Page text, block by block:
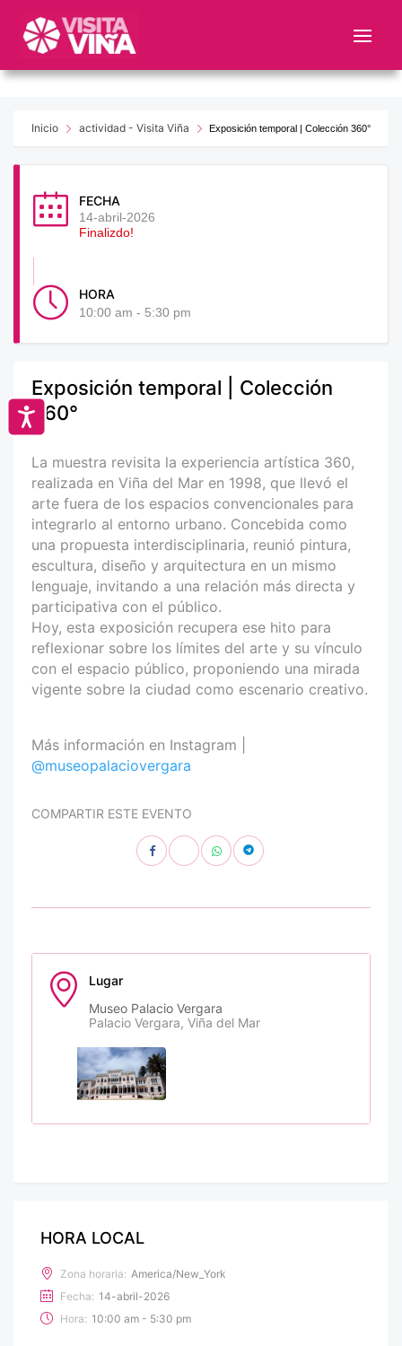
este
web
sistema
Accesibilidad
Inicio actividad - Visita Viña Exposición temporal | Colección 360°
FECHA
14-abril-2026
Finalizdo!
HORA
10:00 am - 5:30 pm
Exposición temporal | Colección
360°
La muestra revisita la experiencia artística 360,
realizada en Viña del Mar en 1998, que llevó el
arte fuera de los espacios convencionales para
integrarlo al entorno urbano. Concebida como
una propuesta interdisciplinaria, reunió pintura,
escultura, diseño y arquitectura en un mismo
lenguaje, invitando a una relación más directa y
participativa con el público.
Hoy, esta exposición recupera ese hito para
reflexionar sobre los límites del arte y su vínculo
con el espacio público, proponiendo una mirada
vigente sobre la ciudad como escenario creativo.
Más información en Instagram |
@museopalaciovergara
COMPARTIR ESTE EVENTO
Lugar
Museo Palacio Vergara
Palacio Vergara, Viña del Mar
HORA LOCAL
Zona horaria: America/New_York
Fecha: 14-abril-2026
Hora: 10:00 am - 5:30 pm